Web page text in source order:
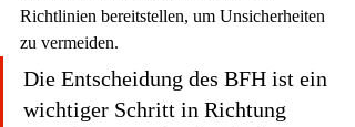
Richtlinien bereitstellen, um Unsicherheiten
zu vermeiden.
Die Entscheidung des BFH ist ein
wichtiger Schritt in Richtung